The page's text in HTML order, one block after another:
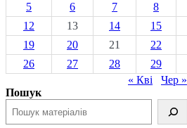
5
6 7 8
12
13 14 15
19
20 21 22
26
27 28 29
« Кві
Чер »
Пошук